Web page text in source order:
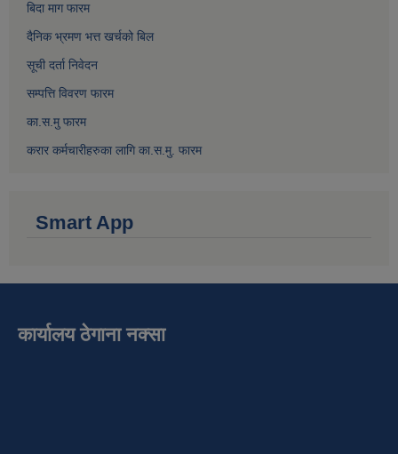
बिदा माग फारम
दैनिक भ्रमण भत्त खर्चको बिल
सूची दर्ता निवेदन
सम्पत्ति विवरण फारम
का.स.मु फारम
करार कर्मचारीहरुका लागि का.स.मु. फारम
Smart App
कार्यालय ठेगाना नक्सा